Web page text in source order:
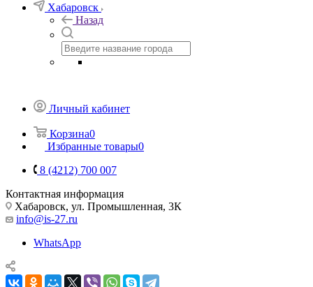
Хабаровск
Назад
Личный кабинет
Корзина0
Избранные товары0
8 (4212) 700 007
Контактная информация
Хабаровск, ул. Промышленная, 3К
info@is-27.ru
WhatsApp